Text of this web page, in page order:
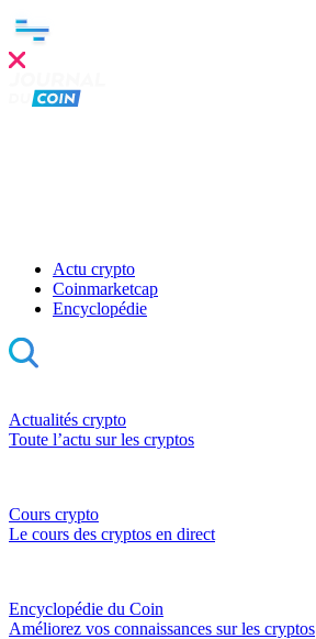
Actu crypto
Coinmarketcap
Encyclopédie
Actualités crypto
Toute l’actu sur les cryptos
Cours crypto
Le cours des cryptos en direct
Encyclopédie du Coin
Améliorez vos connaissances sur les cryptos